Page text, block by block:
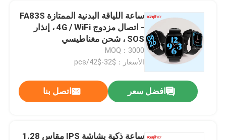
المنتجات
أشرطة فيديو
حول بنا
ساعة اللياقة البدنية الممتازة FA83S
- اتصال مزدوج 4G / WiFi ، إنذار
SOS ، شحن مغناطيسي
MOQ：3000
الأسعار：$32-$42/pcs
افضل سعر اتصل بنا
ساعة ذكية بشاشة IPS مقاس 1.28